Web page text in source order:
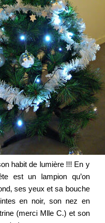
habit de lumière !!! En y
est un lampion qu’on
ses yeux et sa bouche
en noir, son nez en
(merci Mlle C.) et son